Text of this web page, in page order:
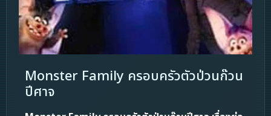
Monster Family ครอบครัวตัวป่วนก๊วน
ปีศาจ